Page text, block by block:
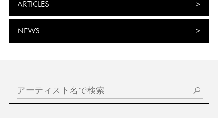
ARTICLES
NEWS